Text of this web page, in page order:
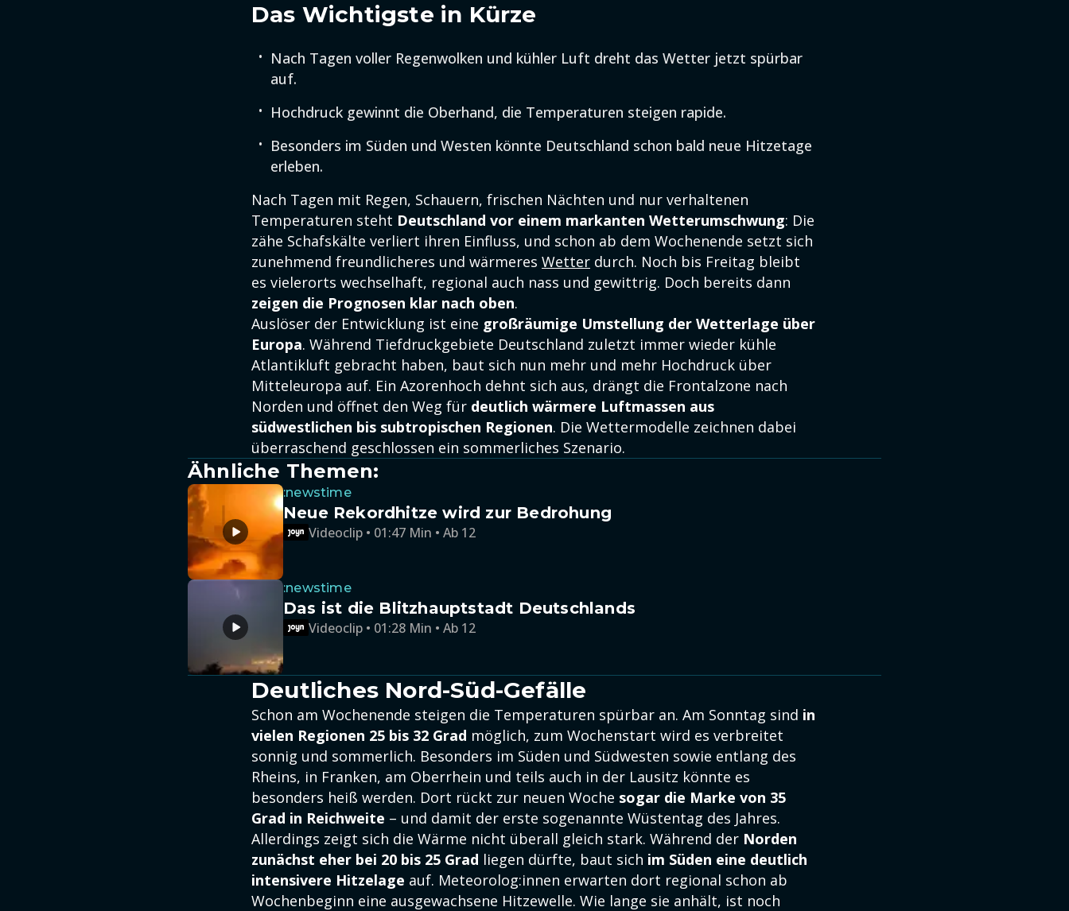
Das Wichtigste in Kürze
Nach Tagen voller Regenwolken und kühler Luft dreht das Wetter jetzt spürbar
auf.
Hochdruck gewinnt die Oberhand, die Temperaturen steigen rapide.
Besonders im Süden und Westen könnte Deutschland schon bald neue Hitzetage
erleben.
Nach Tagen mit Regen, Schauern, frischen Nächten und nur verhaltenen
Temperaturen steht Deutschland vor einem markanten Wetterumschwung: Die
zähe Schafskälte verliert ihren Einfluss, und schon ab dem Wochenende setzt sich
zunehmend freundlicheres und wärmeres Wetter durch. Noch bis Freitag bleibt
es vielerorts wechselhaft, regional auch nass und gewittrig. Doch bereits dann
zeigen die Prognosen klar nach oben.
Auslöser der Entwicklung ist eine großräumige Umstellung der Wetterlage über
Europa. Während Tiefdruckgebiete Deutschland zuletzt immer wieder kühle
Atlantikluft gebracht haben, baut sich nun mehr und mehr Hochdruck über
Mitteleuropa auf. Ein Azorenhoch dehnt sich aus, drängt die Frontalzone nach
Norden und öffnet den Weg für deutlich wärmere Luftmassen aus
südwestlichen bis subtropischen Regionen. Die Wettermodelle zeichnen dabei
überraschend geschlossen ein sommerliches Szenario.
Ähnliche Themen:
:newstime
Neue Rekordhitze wird zur Bedrohung
Videoclip • 01:47 Min • Ab 12
:newstime
Das ist die Blitzhauptstadt Deutschlands
Videoclip • 01:28 Min • Ab 12
Deutliches Nord-Süd-Gefälle
Schon am Wochenende steigen die Temperaturen spürbar an. Am Sonntag sind in
vielen Regionen 25 bis 32 Grad möglich, zum Wochenstart wird es verbreitet
sonnig und sommerlich. Besonders im Süden und Südwesten sowie entlang des
Rheins, in Franken, am Oberrhein und teils auch in der Lausitz könnte es
besonders heiß werden. Dort rückt zur neuen Woche sogar die Marke von 35
Grad in Reichweite – und damit der erste sogenannte Wüstentag des Jahres.
Allerdings zeigt sich die Wärme nicht überall gleich stark. Während der Norden
zunächst eher bei 20 bis 25 Grad liegen dürfte, baut sich im Süden eine deutlich
intensivere Hitzelage auf. Meteorolog:innen erwarten dort regional schon ab
Wochenbeginn eine ausgewachsene Hitzewelle. Wie lange sie anhält, ist noch